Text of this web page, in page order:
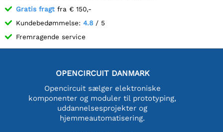
Gratis fragt fra € 150,-
Kundebedømmelse: 4.8 / 5
Fremragende service
OPENCIRCUIT DANMARK
Opencircuit sælger elektroniske
komponenter og moduler til prototyping,
uddannelsesprojekter og
hjemmeautomatisering.